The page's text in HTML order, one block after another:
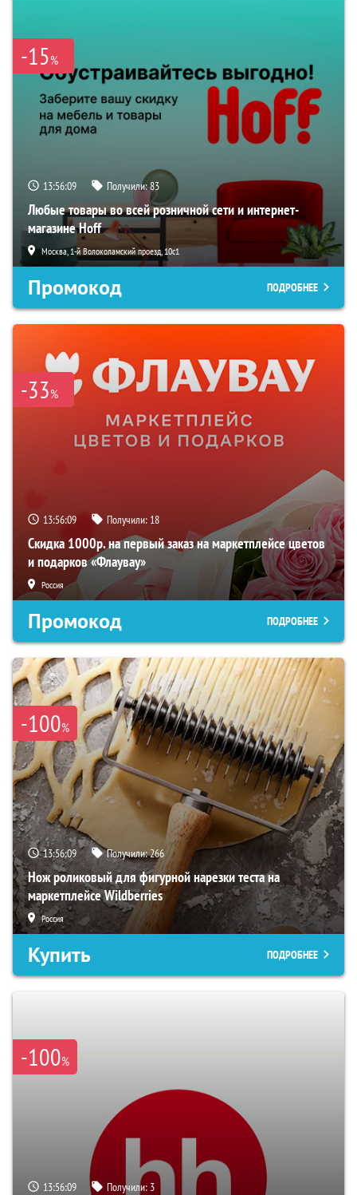
-15%
13:56:08 Получили:83
Любые товары во всей розничной сети и интернет-
магазине Hoff
Москва, 1-й Волоколамский проезд, 10с1
Промокод ПОДРОБНЕЕ
-33%
13:56:08 Получили: 18
Скидка 1000р. на первый заказ на маркетплейсе цветов
и подарков «Флаувау»
Россия
Промокод ПОДРОБНЕЕ
-100%
13:56:08 Получили:266
Нож роликовый для фигурной нарезки теста на
маркетплейсе Wildberries
Россия
Купить ПОДРОБНЕЕ
-100%
13:56:08 Получили: 3